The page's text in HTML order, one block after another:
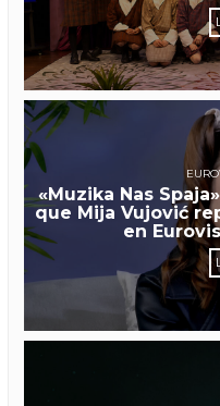
«Muzika Nas
que Mija Vujović
en